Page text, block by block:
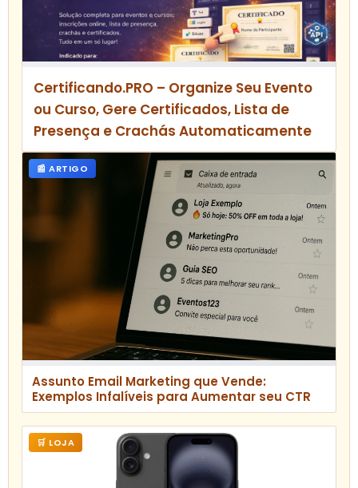
Certificando.PRO – Organize Seu Evento
ou Curso, Gere Certificados, Lista de
Presença e Crachás Automaticamente
📰 ARTIGO
Assunto Email Marketing que Vende:
Exemplos Infalíveis para Aumentar seu CTR
🛒 LOJA